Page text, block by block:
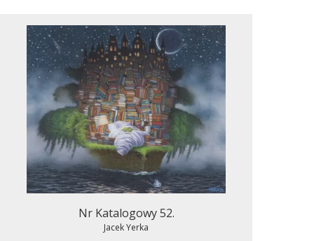
Nr Katalogowy 52.
Jacek Yerka